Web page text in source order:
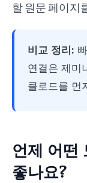
할 원문 페이지
비교 정리:
연결은 제미
클로드를 먼
언제 어떤
좋나요?